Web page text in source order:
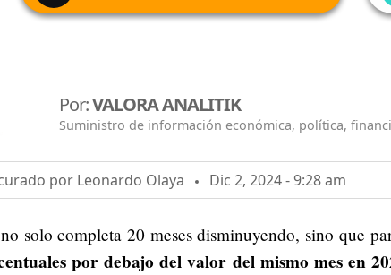
Por:VALORA ANALITIK
Suministro de información económica, política,
por Leonardo Olaya Dic 2, 2024 - 9:28 am
no solo completa 20 meses disminuyendo, sino que
por debajo del valor del mismo mes en